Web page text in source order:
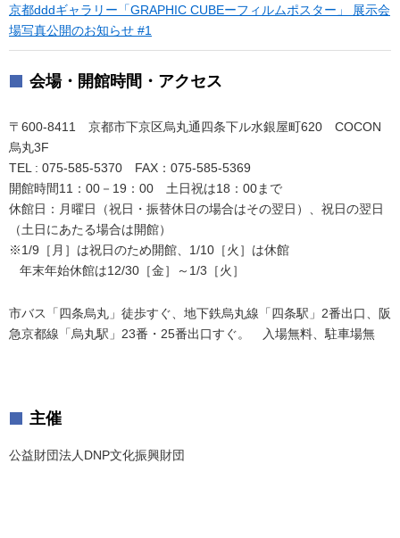
京都dddギャラリー「GRAPHIC CUBEーフィルムポスター」 ​​​​​​​展示会
場写真公開のお知らせ #1
会場・開館時間・アクセス
〒600-8411 京都市下京区烏丸通四条下ル水銀屋町620 COCON
烏丸3F
TEL : 075-585-5370 FAX：075-585-5369
開館時間11：00－19：00 土日祝は18：00まで
休館日：月曜日（祝日・振替休日の場合はその翌日）、祝日の翌日
（土日にあたる場合は開館）
※1/9［月］は祝日のため開館、1/10［火］は休館
年末年始休館は12/30［金］～1/3［火］
市バス「四条烏丸」徒歩すぐ、地下鉄烏丸線「四条駅」2番出口、阪
急京都線「烏丸駅」23番・25番出口すぐ。 入場無料、駐車場無
主催
公益財団法人DNP文化振興財団